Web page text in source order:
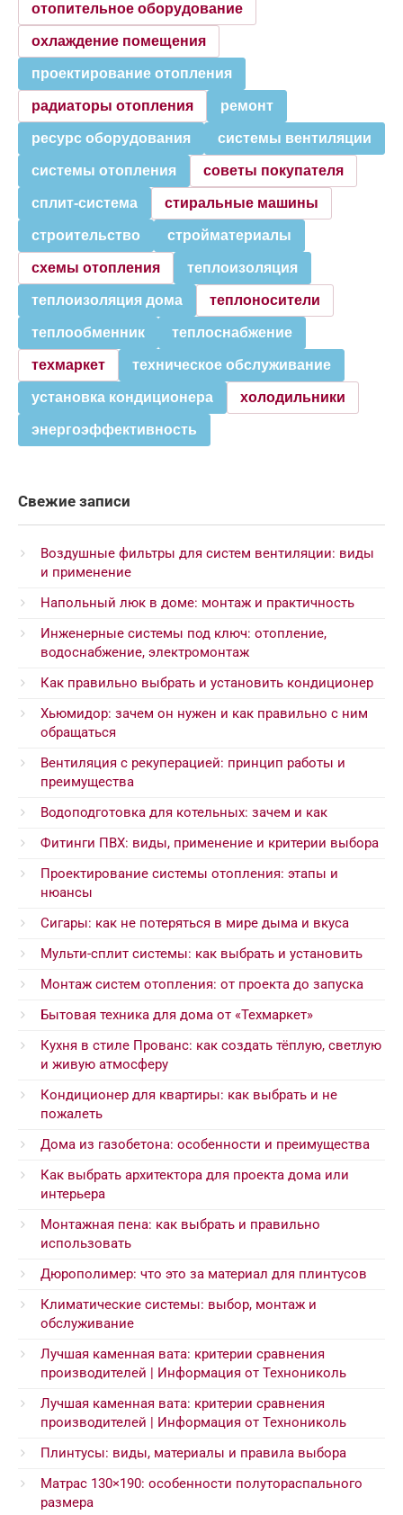
отопительное оборудование
охлаждение помещения
проектирование отопления
радиаторы отопления ремонт
ресурс оборудования системы вентиляции
системы отопления советы покупателя
сплит-система стиральные машины
строительство стройматериалы
схемы отопления теплоизоляция
теплоизоляция дома теплоносители
теплообменник теплоснабжение
техмаркет техническое обслуживание
установка кондиционера холодильники
энергоэффективность
Свежие записи
Воздушные фильтры для систем вентиляции: виды
и применение
Напольный люк в доме: монтаж и практичность
Инженерные системы под ключ: отопление,
водоснабжение, электромонтаж
Как правильно выбрать и установить кондиционер
Хьюмидор: зачем он нужен и как правильно с ним
обращаться
Вентиляция с рекуперацией: принцип работы и
преимущества
Водоподготовка для котельных: зачем и как
Фитинги ПВХ: виды, применение и критерии выбора
Проектирование системы отопления: этапы и
нюансы
Сигары: как не потеряться в мире дыма и вкуса
Мульти-сплит системы: как выбрать и установить
Монтаж систем отопления: от проекта до запуска
Бытовая техника для дома от «Техмаркет»
Кухня в стиле Прованс: как создать тёплую, светлую
и живую атмосферу
Кондиционер для квартиры: как выбрать и не
пожалеть
Дома из газобетона: особенности и преимущества
Как выбрать архитектора для проекта дома или
интерьера
Монтажная пена: как выбрать и правильно
использовать
Дюрополимер: что это за материал для плинтусов
Климатические системы: выбор, монтаж и
обслуживание
Лучшая каменная вата: критерии сравнения
производителей | Информация от Технониколь
Лучшая каменная вата: критерии сравнения
производителей | Информация от Технониколь
Плинтусы: виды, материалы и правила выбора
Матрас 130×190: особенности полутораспального
размера